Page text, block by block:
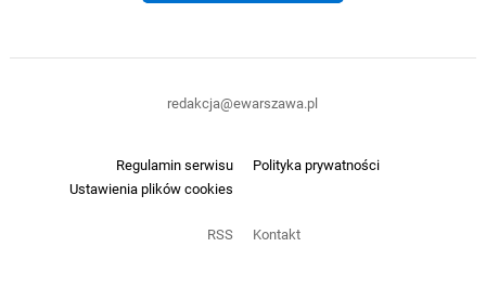
Regulamin serwisu
Polityka prywatności
Ustawienia plików cookies
RSS Kontakt
redakcja@ewarszawa.pl